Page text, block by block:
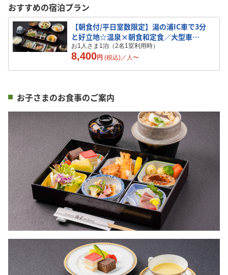
おすすめの宿泊プラン
【朝食付/平日室数限定】湯の浦IC車で3分
と好立地☆温泉×朝食和定食／大型車
OK・無料駐車場あり
お1人さま1泊（2名1室利用時）
8,400円 (税込)／ 人〜
お子さまのお食事のご案内